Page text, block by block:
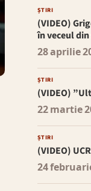
ȘTIRI
(VIDEO)
în veceul
28 aprilie
ȘTIRI
(VIDEO)
22 martie
ȘTIRI
(VIDEO)
24